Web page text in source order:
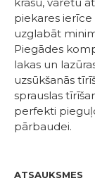
piekares ierīce
uzglabāt
Piegādes
lakas un
uzsūkšanās
sprauslas
perfekti
pārbaudei.
ATSAUKSMES